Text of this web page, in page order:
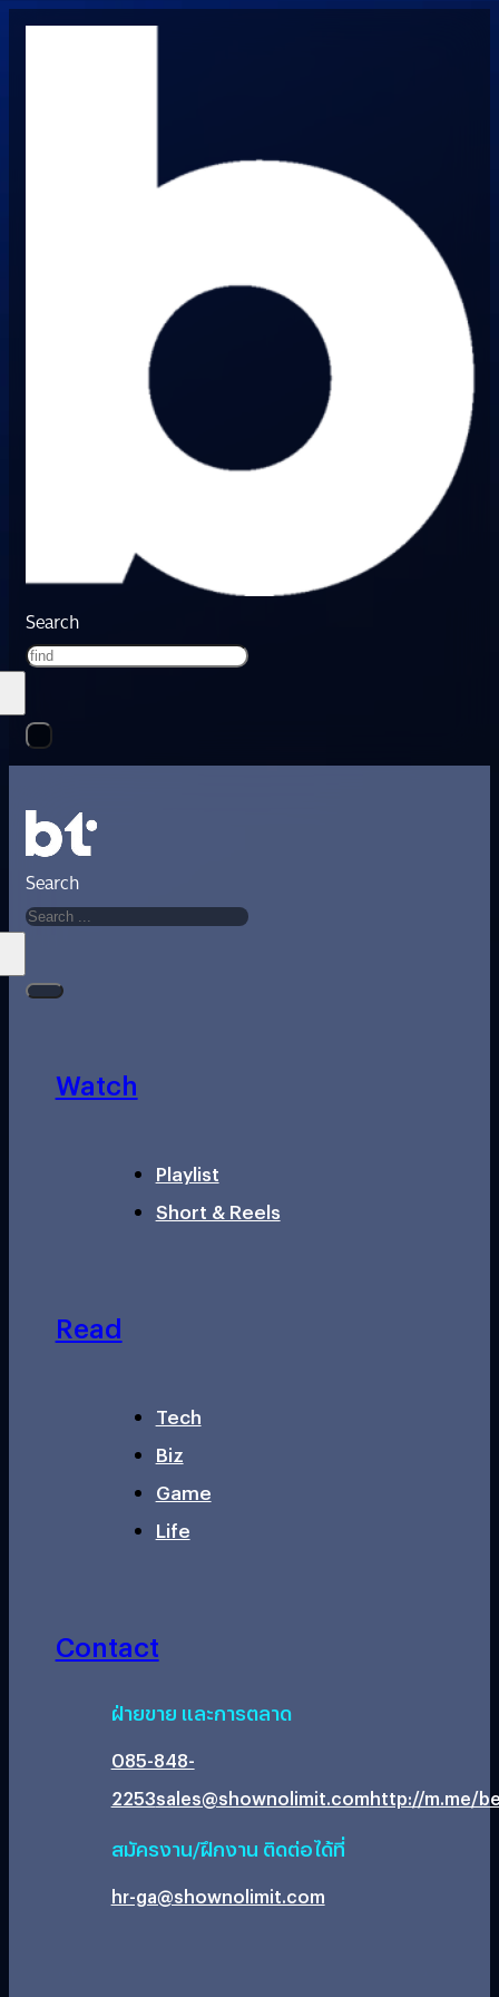
Search
Search
Watch
Playlist
Short & Reels
Read
Tech
Biz
Game
Life
Contact
ฝ่ายขาย และการตลาด
085-848-
2253sales@shownolimit.comhttp://m.me/
สมัครงาน/ฝึกงาน ติดต่อได้ที่
hr-ga@shownolimit.com